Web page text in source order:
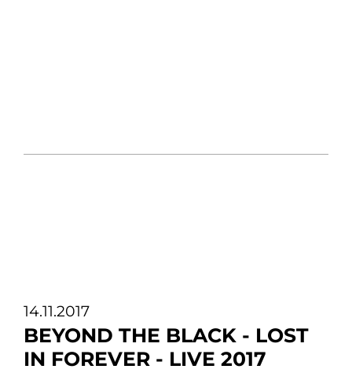
14.11.2017
BEYOND THE BLACK - LOST
IN FOREVER - LIVE 2017